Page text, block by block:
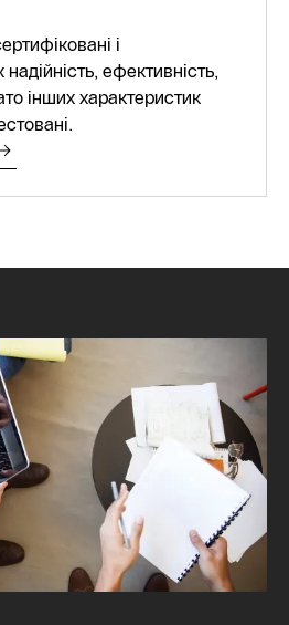
і
надійність, ефективність,
інших характеристик